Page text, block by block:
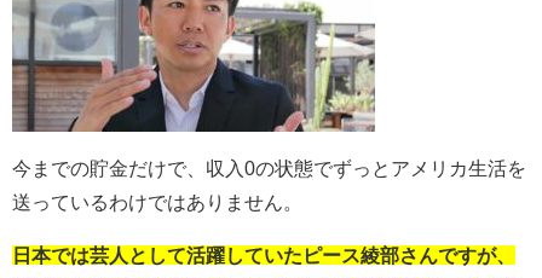
今までの貯金だけで、収入0の状態でずっとアメリカ生活を
送っているわけではありません。
日本では芸人として活躍していたピース綾部さんですが、